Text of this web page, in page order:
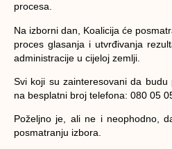
procesa.
Na izborni dan, Koalicija će
proces glasanja i utvrđivanja
administracije u cijeloj zemlji.
Svi koji su zainteresovani da
na besplatni broj telefona: 080 05
Poželjno je, ali ne i neophodno,
posmatranju izbora.